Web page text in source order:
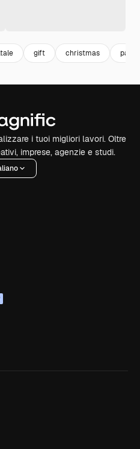
gift christmas party
i tuoi migliori lavori. Oltre
imprese, agenzie e studi.